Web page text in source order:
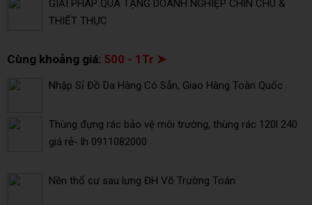
GIẢI PHÁP QUÀ TẶNG DOANH NGHIỆP CHỈN CHU &
THIẾT THỰC
Cùng khoảng giá: 500 - 1Tr ➤
Nhập Sỉ Đồ Da Hàng Có Sẵn, Giao Hàng Toàn Quốc
Thùng đựng rác bảo vệ môi trường, thùng rác 120l 240
giá rẻ- lh 0911082000
Nền thổ cư sau lưng ĐH Võ Trường Toán